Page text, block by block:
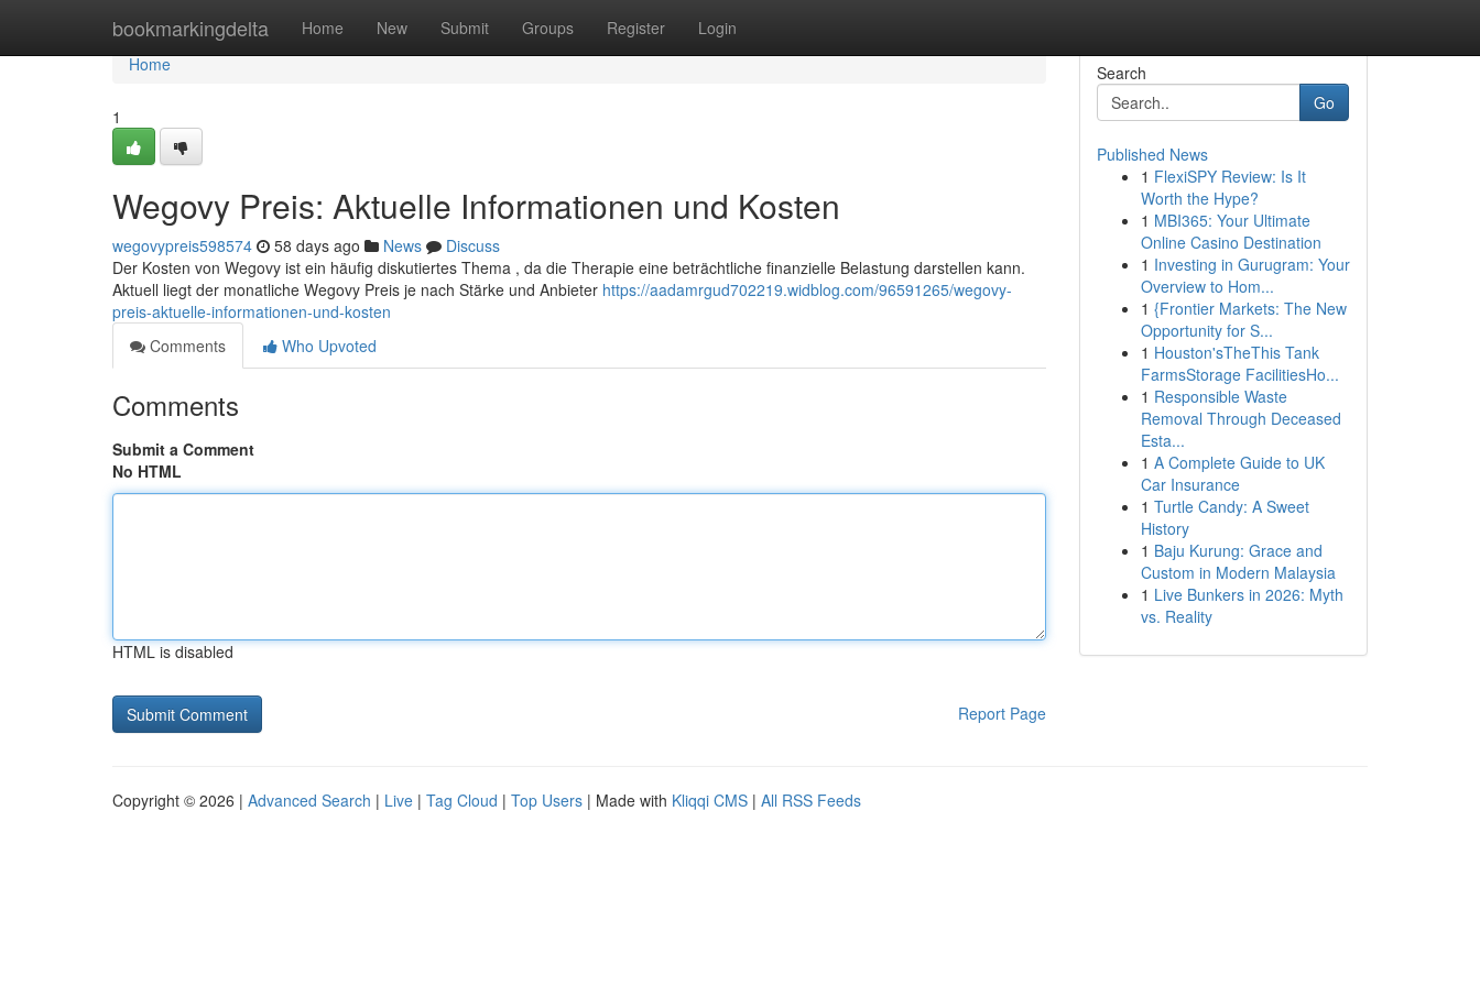
bookmarkingdelta Home New Submit Groups Register Login
Home
Home
1
Wegovy Preis: Aktuelle Informationen und Kosten
wegovypreis598574 58 days ago News
Discuss
Der Kosten von Wegovy ist ein häufig diskutiertes Thema , da die Therapie eine beträchtliche finanzielle Belastung darstellen kann.
Aktuell liegt der monatliche Wegovy Preis je nach Stärke und Anbieter https://aadamrgud702219.widblog.com/96591265/wegovy-
preis-aktuelle-informationen-und-kosten
Comments
Who Upvoted
Comments
Submit a Comment
No HTML
HTML is disabled
Report Page
Search
Go
Published News
1 FlexiSPY Review: Is It
Worth the Hype?
1 MBI365: Your Ultimate
Online Casino Destination
1 Investing in Gurugram: Your
Overview to Hom...
1 {Frontier Markets: The New
Opportunity for S...
1 Houston'sTheThis Tank
FarmsStorage FacilitiesHo...
1 Responsible Waste
Removal Through Deceased
Esta...
1 A Complete Guide to UK
Car Insurance
1 Turtle Candy: A Sweet
History
1 Baju Kurung: Grace and
Custom in Modern Malaysia
1 Live Bunkers in 2026: Myth
vs. Reality
Copyright © 2026 | Advanced Search | Live | Tag Cloud | Top Users | Made with Kliqqi CMS | All RSS Feeds